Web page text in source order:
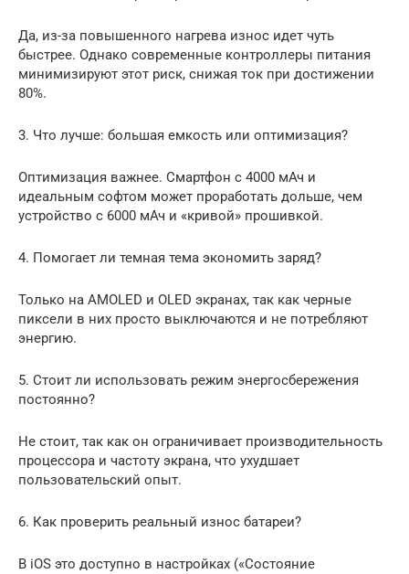
Да, из-за повышенного нагрева износ идет чуть
быстрее. Однако современные контроллеры питания
минимизируют этот риск, снижая ток при достижении
80%.
3. Что лучше: большая емкость или оптимизация?
Оптимизация важнее. Смартфон с 4000 мАч и
идеальным софтом может проработать дольше, чем
устройство с 6000 мАч и «кривой» прошивкой.
4. Помогает ли темная тема экономить заряд?
Только на AMOLED и OLED экранах, так как черные
пиксели в них просто выключаются и не потребляют
энергию.
5. Стоит ли использовать режим энергосбережения
постоянно?
Не стоит, так как он ограничивает производительность
процессора и частоту экрана, что ухудшает
пользовательский опыт.
6. Как проверить реальный износ батареи?
В iOS это доступно в настройках («Состояние